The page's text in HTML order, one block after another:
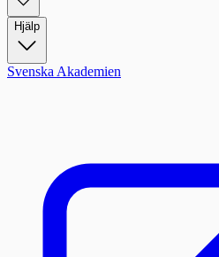
Hjälp
Svenska Akademien